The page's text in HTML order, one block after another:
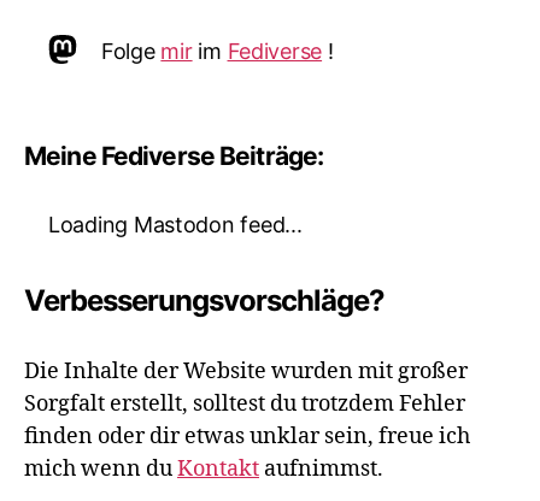
Mastodon
Folge mirim Fediverse !
Meine Fediverse Beiträge:
Loading Mastodon feed...
Verbesserungsvorschläge?
Die Inhalte der Website wurden mit großer
Sorgfalt erstellt, solltest du trotzdem Fehler
finden oder dir etwas unklar sein, freue ich
mich wenn duKontakt aufnimmst.